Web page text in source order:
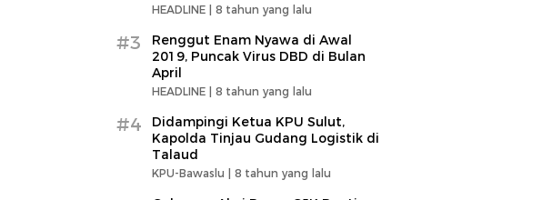
HEADLINE | 8 tahun yang lalu
#3
Renggut Enam Nyawa di Awal
2019, Puncak Virus DBD di Bulan
April
HEADLINE | 8 tahun yang lalu
#4
Didampingi Ketua KPU Sulut,
Kapolda Tinjau Gudang Logistik di
Talaud
KPU-Bawaslu | 8 tahun yang lalu